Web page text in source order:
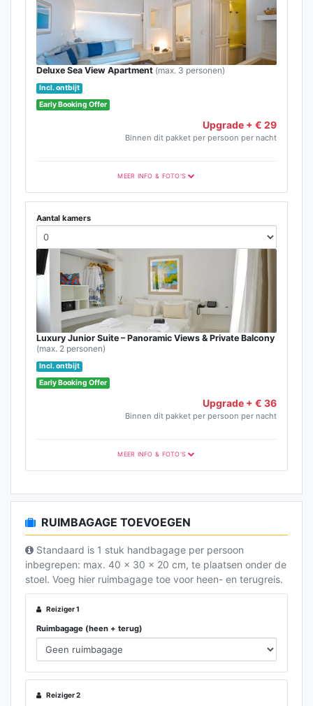
Deluxe Sea View Apartment (max. 3 personen)
Incl. ontbijt
Early Booking Offer
Upgrade + € 29
Binnen dit pakket per persoon per nacht
MEER INFO & FOTO'S
Aantal kamers
Luxury Junior Suite – Panoramic Views & Private Balcony
(max. 2 personen)
Incl. ontbijt
Early Booking Offer
Upgrade + € 36
Binnen dit pakket per persoon per nacht
MEER INFO & FOTO'S
RUIMBAGAGE TOEVOEGEN
Standaard is 1 stuk handbagage per persoon
inbegrepen: max. 40 x 30 x 20 cm, te plaatsen onder de
stoel. Voeg hier ruimbagage toe voor heen- en terugreis.
Reiziger 1
Ruimbagage (heen + terug)
Reiziger 2